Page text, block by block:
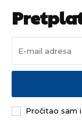
Pročitao sam